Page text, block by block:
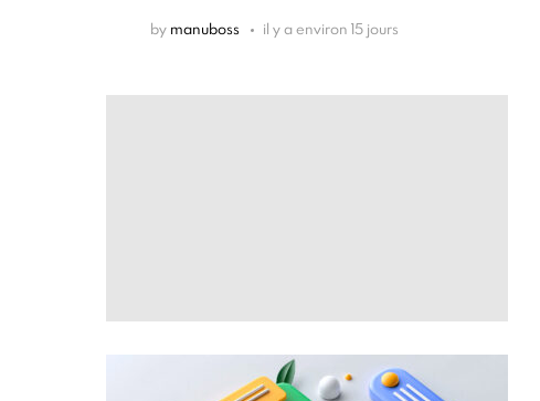
by manuboss il y a environ 15 jours